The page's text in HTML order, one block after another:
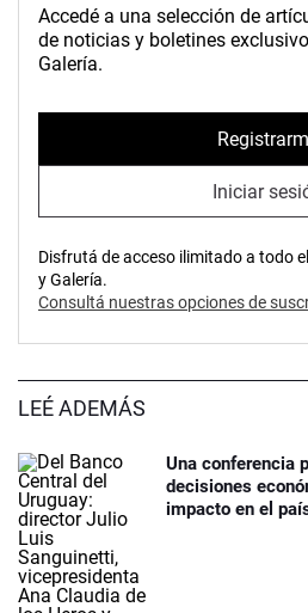
Accedé a una selección de
de noticias y boletines
Galería.
Iniciar
Disfrutá de acceso ilimitado a todo
y Galería.
Consultá nuestras opciones de
LEÉ ADEMÁS
Una conferencia
decisiones
impacto en el